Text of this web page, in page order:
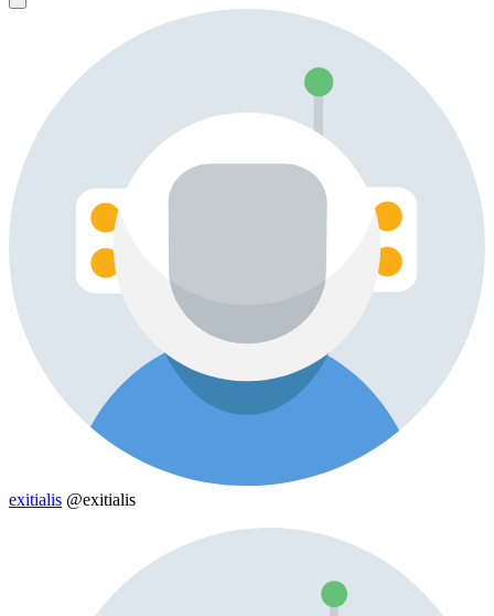
exitialis @exitialis